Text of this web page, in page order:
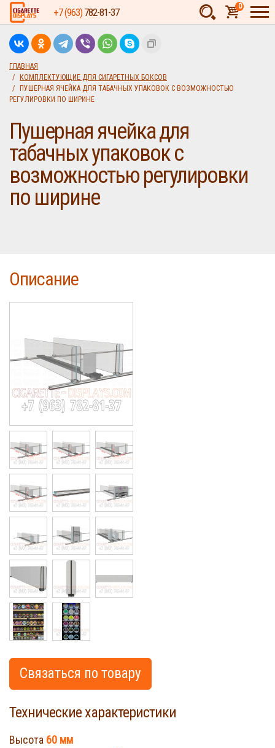
Cigarette
+7 (963)782-81-37 0
ГЛАВНАЯ
КОМПЛЕКТУЮЩИЕ ДЛЯ СИГАРЕТНЫХ БОКСОВ
ПУШЕРНАЯ ЯЧЕЙКА ДЛЯ ТАБАЧНЫХ УПАКОВОК С ВОЗМОЖНОСТЬЮ
РЕГУЛИРОВКИ ПО ШИРИНЕ
Пушерная ячейка для
табачных упаковок с
возможностью регулировки
по ширине
Описание
Связаться по товару
Технические характеристики
Высота 60 мм